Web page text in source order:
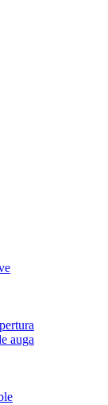
auga